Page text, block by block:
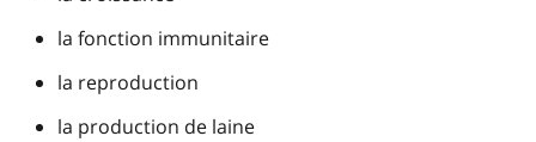
la fonction immunitaire
la reproduction
la production de laine